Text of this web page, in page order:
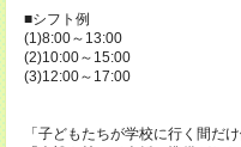
■シフト例
(1)8:00～13:00
(2)10:00～15:00
(3)12:00～17:00
「子どもたちが学校に行く間だけ